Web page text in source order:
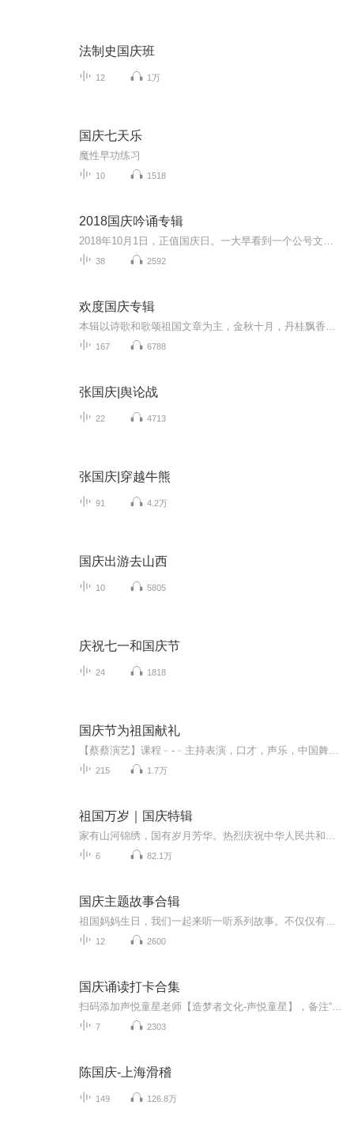
法制史国庆班
12 1万
国庆七天乐
魔性早功练习
10 1518
2018国庆吟诵专辑
38 2592
欢度国庆专辑
167 6788
张国庆|舆论战
22 4713
张国庆|穿越牛熊
91 4.2万
国庆出游去山西
10 5805
庆祝七一和国庆节
24 1818
国庆节为祖国献礼
215 1.7万
祖国万岁｜国庆特辑
6 82.1万
国庆主题故事合辑
12 2600
国庆诵读打卡合集
7 2303
陈国庆-上海滑稽
149 126.8万